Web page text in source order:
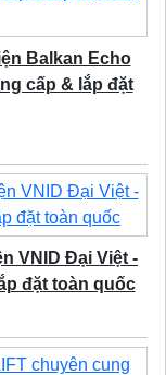
Balkan Echo
cấp & lắp đặt
VNID Đại Việt -
đặt toàn quốc